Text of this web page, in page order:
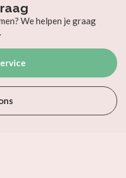
We helpen je graag